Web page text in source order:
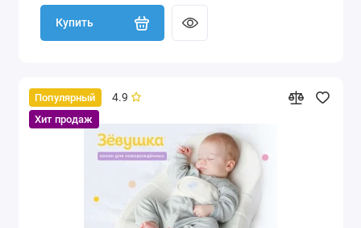
Купить
Популярный
Хит продаж
4.9